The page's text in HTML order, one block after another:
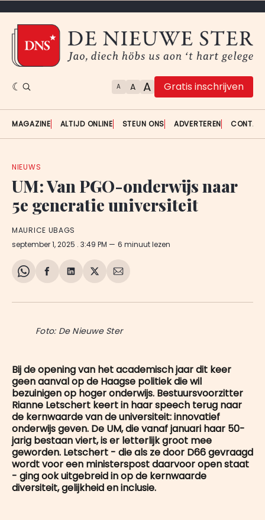
A A A Gratis inschrijven
MAGAZINE ALTIJD ONLINE STEUN ONS ADVERTEREN
NIEUWS
UM: Van PGO-onderwijs naar
5e generatie universiteit
MAURICE UBAGS
september 1, 2025 . 3:49 PM 6 minuut lezen
Share
WhatsApp
Delen
Facebook
Delen
LinkedIn
Share
X
Deel
E-
Foto: De Nieuwe Ster
Bij de opening van het academisch jaar dit keer
geen aanval op de Haagse politiek die wil
bezuinigen op hoger onderwijs. Bestuursvoorzitter
Rianne Letschert keert in haar speech terug naar
de kernwaarde van de universiteit: innovatief
onderwijs geven. De UM, die vanaf januari haar 50-
jarig bestaan viert, is er letterlijk groot mee
geworden. Letschert - die als ze door D66 gevraagd
wordt voor een ministerspost daarvoor open staat
- ging ook uitgebreid in op de kernwaarde
diversiteit, gelijkheid en inclusie.